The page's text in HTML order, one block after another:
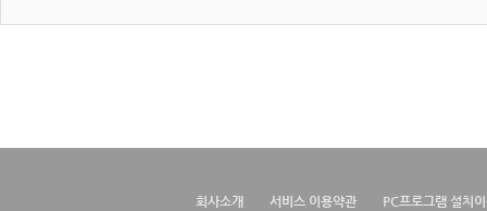
회사소개 서비스 이용약관 PC프로그램 설치